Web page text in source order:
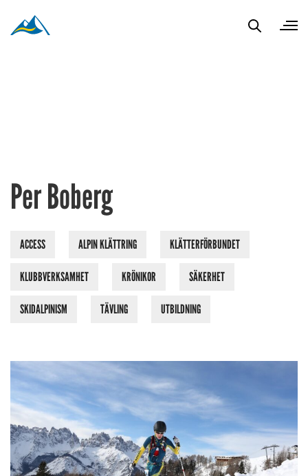
Per Boberg
ACCESS ALPIN KLÄTTRING KLÄTTERFÖRBUNDET
KLUBBVERKSAMHET KRÖNIKOR SÄKERHET
SKIDALPINISM TÄVLING UTBILDNING